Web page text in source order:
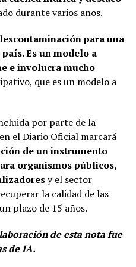
durante varios años.
para una
Es un modelo a
e involucra mucho
que es un modelo a
por parte de la
el Diario Oficial marcará
de un instrumento
organismos públicos,
y el sector
la calidad de las
plazo de 15 años.
de esta nota fue
de IA.